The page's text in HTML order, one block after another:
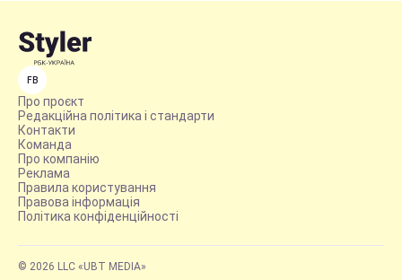
FB
Про проєкт
Редакційна політика і стандарти
Контакти
Команда
Про компанію
Реклама
Правила користування
Правова інформація
Політика конфіденційності
© 2026 LLC «UBT MEDIA»